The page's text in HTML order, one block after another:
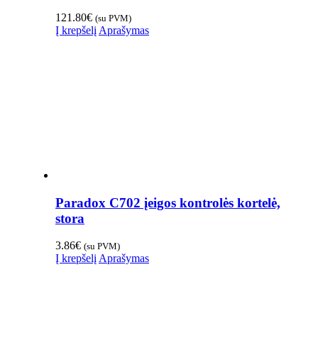
121.80€ (su PVM)
Į krepšelį Aprašymas
Paradox C702 įeigos kontrolės kortelė,
stora
3.86€ (su PVM)
Į krepšelį Aprašymas